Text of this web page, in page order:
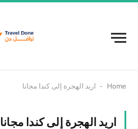
Home
- اريد الهجرة إلى كندا مجانا
اريد الهجرة إلى كندا مجانا